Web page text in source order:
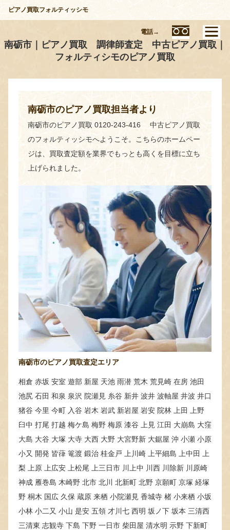
ピアノ買取フォルティッシモ
南砺市｜ピアノ買取 調律師査定 中古ピアノ買取｜
フォルティシモのピアノ買取
南砺市のピアノ買取担当者より
南砺市のピアノ買取 0120-243-416 中古ピアノ買取
のフォルティッシモへようこそ。こちらのホームペー
ジは、買取査定額を業界でもっとも高くを目標に立ち
上げられました。
南砺市のピアノ買取査定エリア
相倉 赤坂 安室 遊部 新屋 天池 雨潜 荒木 荒見崎 在房 池田
池尻 石田 和泉 泉沢 院瀬見 糸谷 新井 波井 波軸屋 井波 井口
猪谷 今里 今町 入谷 岩木 岩武 新岩屋 岩安 院林 上田 上野
臼中 打尾 打越 梅ケ島 梅野 梅原 漆谷 上見 江田 大崩島 大窪
大島 大谷 大塚 大寺 大西 大野 大宮野新 大鋸屋 沖 小瀬 小原
小又 開発 皆葎 篭渡 鍛治 桂金戸 上川崎 上平細島 上中田 上
梨 上原 上広安 上松尾 上三日市 川上中 川西 川除新 川原崎
神成 雁巻島 木崎野 北市 北川 北新町 北野 京願町 京塚 経塚
野 桐木 国広 久保 蔵原 来栖 小院瀬見 香城寺 楮 小来栖 小坂
小林 小二又 小山 是安 五領 才川七 西明 坂ノ下 坂本 三清西
三清東 志観寺 下島 下野 一日市 柴田屋 清水明 示野 下新町
電話→